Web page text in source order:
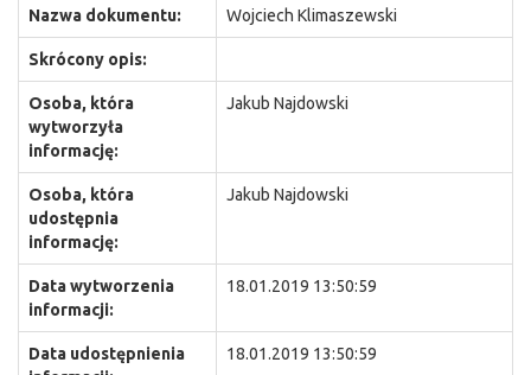
Nazwa dokumentu: Wojciech Klimaszewski
Skrócony opis:
Osoba, która
wytworzyła
informację:
Jakub Najdowski
Osoba, która
udostępnia
informację:
Jakub Najdowski
Data wytworzenia
informacji:
18.01.2019 13:50:59
Data udostępnienia
18.01.2019 13:50:59